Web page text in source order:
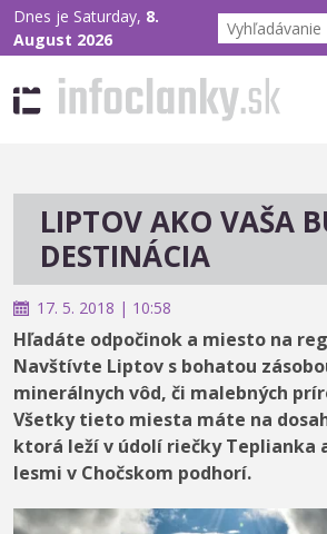
Dnes je Saturday, 8.
August 2026
LIPTOV AKO VAŠA
DESTINÁCIA
17. 5. 2018 | 10:58
Hľadáte odpočinok a miesto na
Navštívte Liptov s bohatou
minerálnych vôd, či malebných
Všetky tieto miesta máte na
ktorá leží v údolí riečky Teplianka
lesmi v Chočskom podhorí.